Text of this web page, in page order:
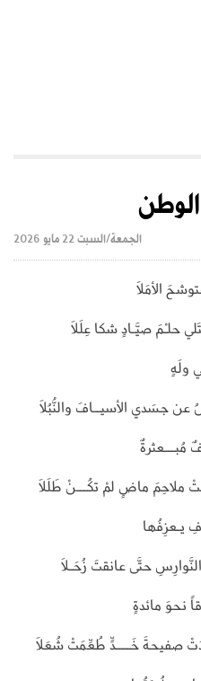
الجمعة/السبت 22 مايو 2026
الأمَلاَ
حلـْمَ صيَّـادٍ شكا عِلَلَا
ولَهٍ
عن جسَدي الأسيــافَ والنُّبُلاَ
ملاحِمَ ماضٍ لمْ تكُـــنْ طَلَلاَ
يـعزِفُها
حتَّى عانقتَ زُحَـلاَ
نحوَ مائدةٍ
صفيحةَ خَــــدٍّ طُعِّمَتْ شُعَلَا